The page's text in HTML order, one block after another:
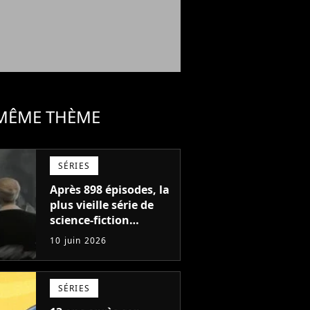
THÈME
SÉRIES
Après 898 épisodes, la
plus vieille série de
science-fiction
annulée ? Son
créateur s'en va et
personne ne sait ce
qui va se passer
10 juin 2026
SÉRIES